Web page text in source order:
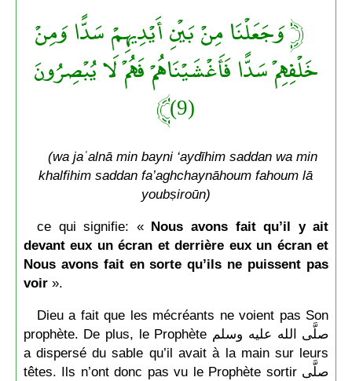
﴿ وَجَعَلْنَا مِنْ بَيْنِ أَيْدِيهِمْ سَدًّا وَمِنْ
خَلْفِهِمْ سَدًّا فَأَغْشَيْنَاهُمْ فَهُمْ لَا يُبْصِرُونَ
(9)﴾
(wa jaʿalnā min bayni ‘aydīhim saddan wa min
khalfihim saddan fa’aghchaynāhoum fahoum lā
youbṣiroūn)
ce qui signifie: « Nous avons fait qu’il y ait
devant eux un écran et derrière eux un écran et
Nous avons fait en sorte qu’ils ne puissent pas
voir».
Dieu a fait que les mécréants ne voient pas Son
prophète. De plus, le Prophète صلَّى الله عليه وسلم
a dispersé du sable qu’il avait à la main sur leurs
têtes. Ils n’ont donc pas vu le Prophète sortir صلَّى